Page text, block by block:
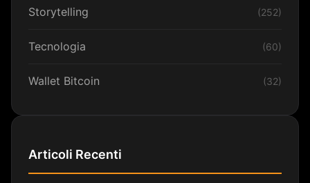
Storytelling (252)
Tecnologia (60)
Wallet Bitcoin (32)
Articoli Recenti